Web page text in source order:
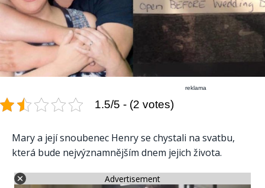
reklama
1.5/5 - (2 votes)
Mary a její snoubenec Henry se chystali na svatbu,
která bude nejvýznamnějším dnem jejich života.
Advertisement